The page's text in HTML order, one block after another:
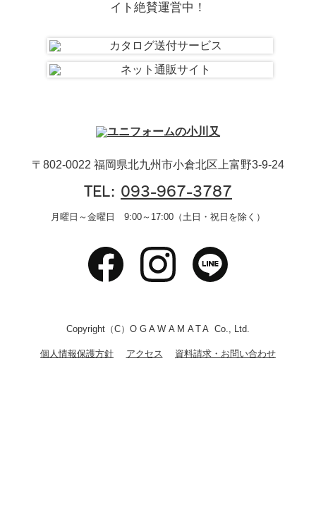
イト絶賛運営中！
〒802-0022 福岡県北九州市小倉北区上富野3-9-24
TEL: 093-967-3787
月曜日～金曜日 9:00～17:00（土日・祝日を除く）
Copyright（C）OGAWAMATA Co., Ltd.
個人情報保護方針 アクセス 資料請求・お問い合わせ